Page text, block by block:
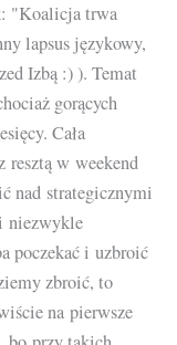
"Koalicja trwa
lapsus językowy,
Izbą :)). Temat
gorących
Cała
resztą w weekend
nad strategicznymi
niezwykle
poczekać i uzbroić
zbroić, to
na pierwsze